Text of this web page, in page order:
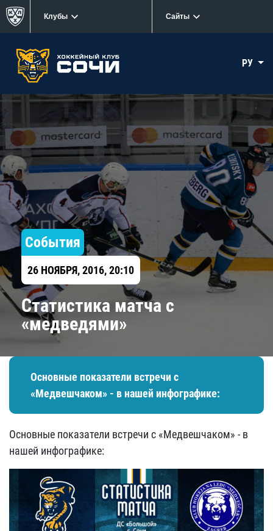
Клубы Сайты
РУ
События
26 НОЯБРЯ, 2016, 20:10
Статистика матча с
«медведями»
Основные показатели встречи с
«Медвешчаком» - в нашей инфографике:
Основные показатели встречи с «Медвешчаком» - в
нашей инфографике: